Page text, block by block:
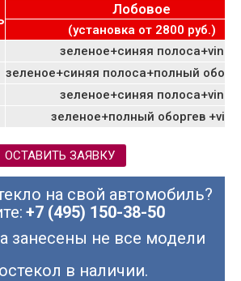
Лобовое
(установка от 2800 руб.)
зеленое+синяя полоса+vin
зеленое+синяя полоса+полный
зеленое+синяя полоса+vin
зеленое+полный оборгев +vin
ОСТАВИТЬ ЗАЯВКУ
на свой автомобиль?
+7 (495) 150-38-50
занесены не все модели
в наличии.